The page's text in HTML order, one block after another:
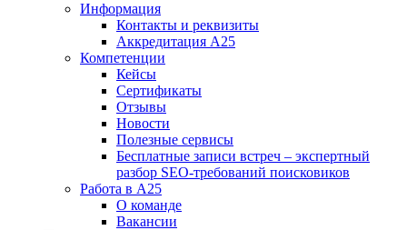
Информация
Контакты и реквизиты
Аккредитация А25
Компетенции
Кейсы
Сертификаты
Отзывы
Новости
Полезные сервисы
Бесплатные записи встреч – экспертный
разбор SEO-требований поисковиков
Работа в А25
О команде
Вакансии